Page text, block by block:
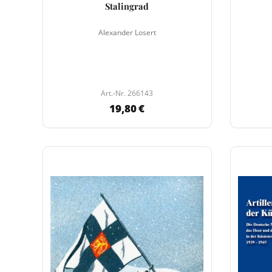
Stalingrad
Alexander Losert
Art.-Nr. 266143
19,80 €